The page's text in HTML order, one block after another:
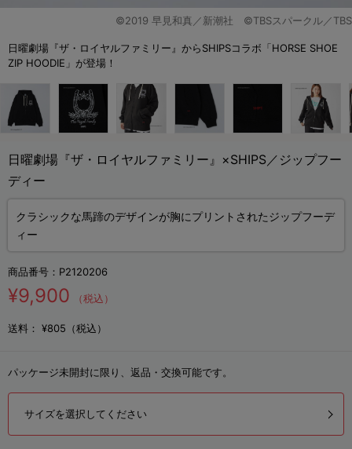
©2019 早見和真／新潮社 ©TBSスパークル／TBS
日曜劇場『ザ・ロイヤルファミリー』からSHIPSコラボ「HORSE SHOE
ZIP HOODIE」が登場！
日曜劇場『ザ・ロイヤルファミリー』×SHIPS／ジップフー
ディー
クラシックな馬蹄のデザインが胸にプリントされたジップフーデ
ィー
商品番号： P2120206
¥9,900 （税込）
送料： ¥805（税込）
パッケージ未開封に限り、返品・交換可能です。
サイズを選択してください